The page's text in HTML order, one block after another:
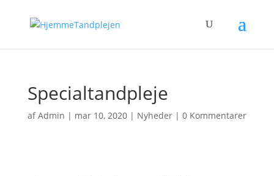
Specialtandpleje
afAdmin | mar 10, 2020| Nyheder| 0 Kommentarer